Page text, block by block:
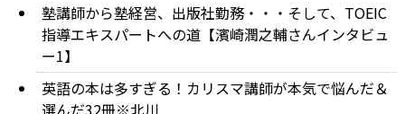
塾講師から塾経営、出版社勤務・・・そして、TOEIC
指導エキスパートへの道【濱崎潤之輔さんインタビュ
ー1】
英語の本は多すぎる！カリスマ講師が本気で悩んだ＆
選んだ32冊※北川